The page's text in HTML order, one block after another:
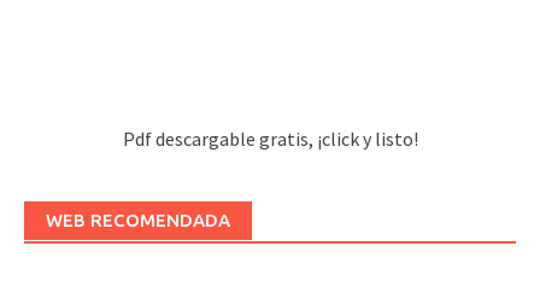
Pdf descargable gratis, ¡click y listo!
WEB RECOMENDADA